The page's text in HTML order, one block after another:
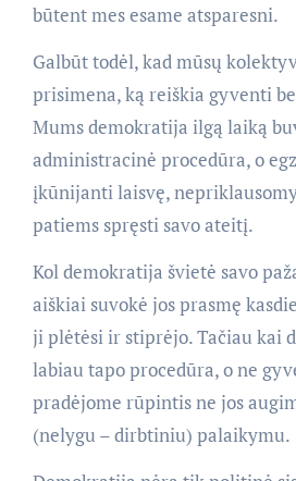
būtent mes esame atsparesni.
Galbūt todėl, kad mūsų
prisimena, ką reiškia gyventi
Mums demokratija ilgą laiką
administracinė procedūra, o
įkūnijanti laisvę,
patiems spręsti savo ateitį.
Kol demokratija švietė savo
aiškiai suvokė jos prasmę
ji plėtėsi ir stiprėjo. Tačiau kai
labiau tapo procedūra, o ne
pradėjome rūpintis ne jos
(nelygu – dirbtiniu) palaikymu.